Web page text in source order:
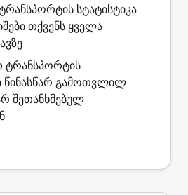
სტატისტიკა
თქვენს ყველა
ტრანსპორტის
წინასწარ გამოთვლილ
შეთანხმებულ